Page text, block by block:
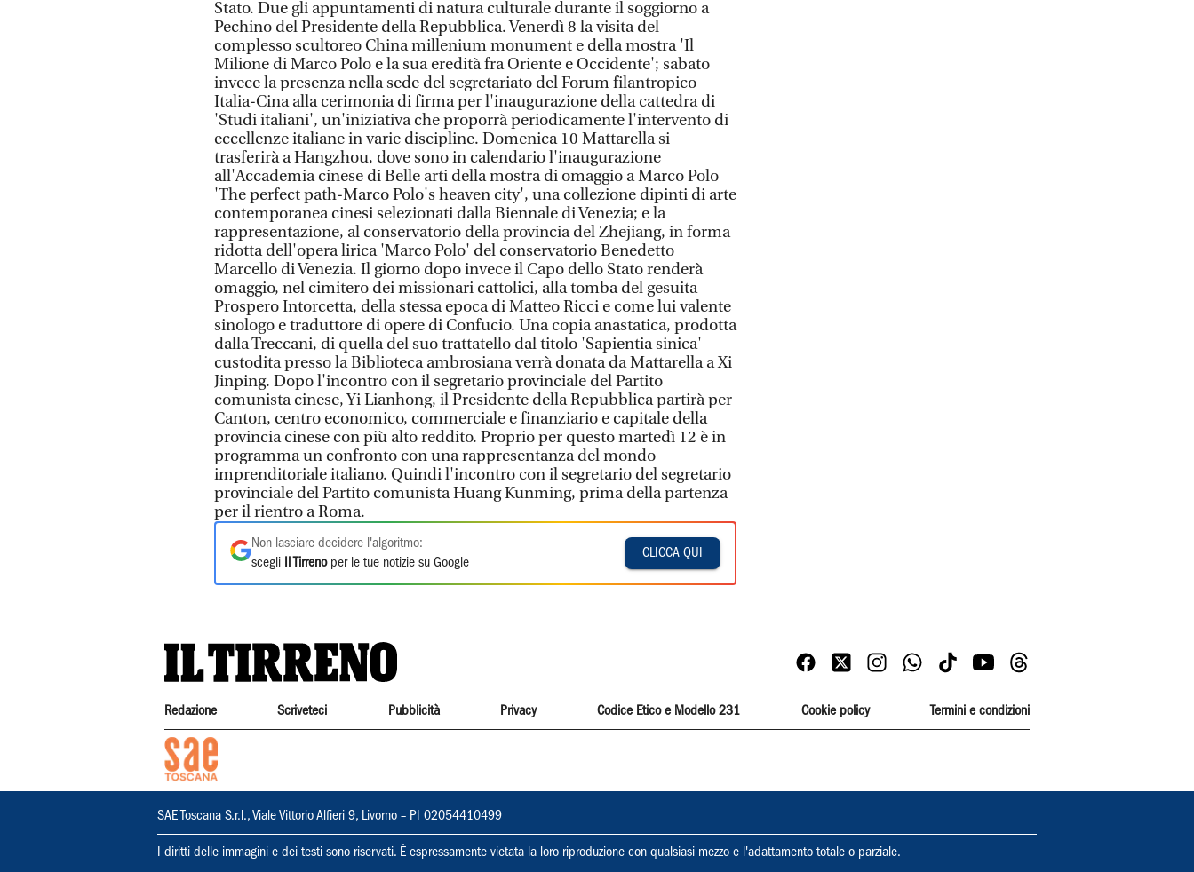
Stato. Due gli appuntamenti di natura culturale durante il soggiorno a
Pechino del Presidente della Repubblica. Venerdì 8 la visita del
complesso scultoreo China millenium monument e della mostra 'Il
Milione di Marco Polo e la sua eredità fra Oriente e Occidente'; sabato
invece la presenza nella sede del segretariato del Forum filantropico
Italia-Cina alla cerimonia di firma per l'inaugurazione della cattedra di
'Studi italiani', un'iniziativa che proporrà periodicamente l'intervento di
eccellenze italiane in varie discipline. Domenica 10 Mattarella si
trasferirà a Hangzhou, dove sono in calendario l'inaugurazione
all'Accademia cinese di Belle arti della mostra di omaggio a Marco Polo
'The perfect path-Marco Polo's heaven city', una collezione dipinti di arte
contemporanea cinesi selezionati dalla Biennale di Venezia; e la
rappresentazione, al conservatorio della provincia del Zhejiang, in forma
ridotta dell'opera lirica 'Marco Polo' del conservatorio Benedetto
Marcello di Venezia. Il giorno dopo invece il Capo dello Stato renderà
omaggio, nel cimitero dei missionari cattolici, alla tomba del gesuita
Prospero Intorcetta, della stessa epoca di Matteo Ricci e come lui valente
sinologo e traduttore di opere di Confucio. Una copia anastatica, prodotta
dalla Treccani, di quella del suo trattatello dal titolo 'Sapientia sinica'
custodita presso la Biblioteca ambrosiana verrà donata da Mattarella a Xi
Jinping. Dopo l'incontro con il segretario provinciale del Partito
comunista cinese, Yi Lianhong, il Presidente della Repubblica partirà per
Canton, centro economico, commerciale e finanziario e capitale della
provincia cinese con più alto reddito. Proprio per questo martedì 12 è in
programma un confronto con una rappresentanza del mondo
imprenditoriale italiano. Quindi l'incontro con il segretario del segretario
provinciale del Partito comunista Huang Kunming, prima della partenza
per il rientro a Roma.
Non lasciare decidere l'algoritmo:
scegli
Il Tirrenoper le tue notizie su Google
CLICCA QUI
Redazione Scriveteci Pubblicità Privacy Codice Etico e Modello 231 Cookie policy Termini e condizioni
SAE Toscana S.r.l., Viale Vittorio Alfieri 9, Livorno – PI 02054410499
I diritti delle immagini e dei testi sono riservati. È espressamente vietata la loro riproduzione con qualsiasi mezzo e l'adattamento totale o parziale.